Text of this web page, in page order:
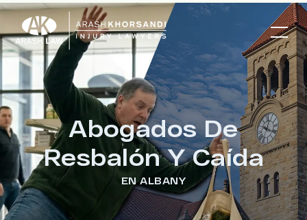
Abogados De
Resbalón Y Caída
EN ALBANY